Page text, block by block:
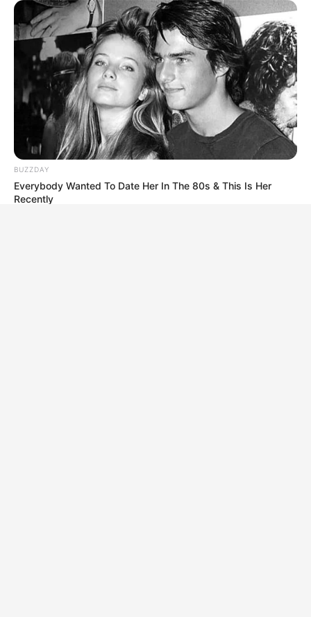
BUZZDAY
Everybody Wanted To Date Her In The 80s & This Is Her
Recently